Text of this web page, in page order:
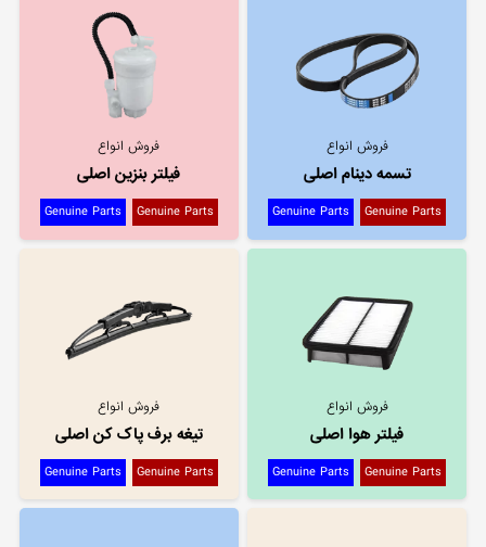
فروش انواع
تسمه دینام اصلی
Genuine Parts
Genuine Parts
فروش انواع
فیلتر بنزین اصلی
Genuine Parts
Genuine Parts
فروش انواع
فیلتر هوا اصلی
Genuine Parts
Genuine Parts
فروش انواع
تیغه برف پاک کن اصلی
Genuine Parts
Genuine Parts